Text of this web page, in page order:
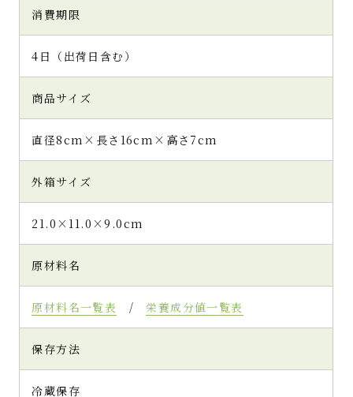
消費期限
4日（出荷日含む）
商品サイズ
直径8cm×長さ16cm×高さ7cm
外箱サイズ
21.0×11.0×9.0cm
原材料名
原材料名一覧表 /栄養成分値一覧表
保存方法
冷蔵保存